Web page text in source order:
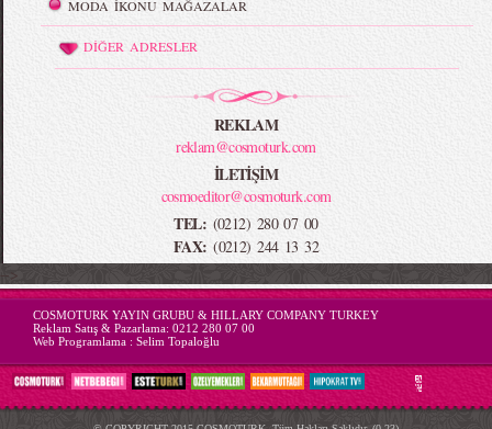
MODA İKONU MAĞAZALAR
DİĞER ADRESLER
REKLAM
reklam@cosmoturk.com
İLETİŞİM
cosmoeditor@cosmoturk.com
TEL: (0212) 280 07 00
FAX: (0212) 244 13 32
-->
COSMOTURK YAYIN GRUBU & HILLARY COMPANY TURKEY
Reklam Satış & Pazarlama: 0212 280 07 00
Web Programlama : Selim Topaloğlu